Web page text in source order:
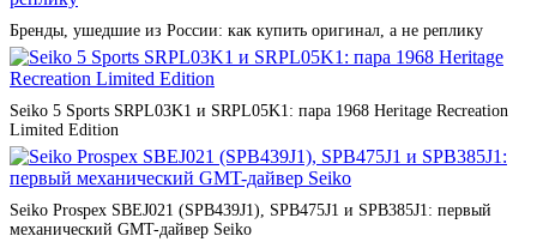
Бренды, ушедшие из России: как купить оригинал, а не реплику
Seiko 5 Sports SRPL03K1 и SRPL05K1: пара 1968 Heritage Recreation
Limited Edition
Seiko Prospex SBEJ021 (SPB439J1), SPB475J1 и SPB385J1: первый
механический GMT-дайвер Seiko